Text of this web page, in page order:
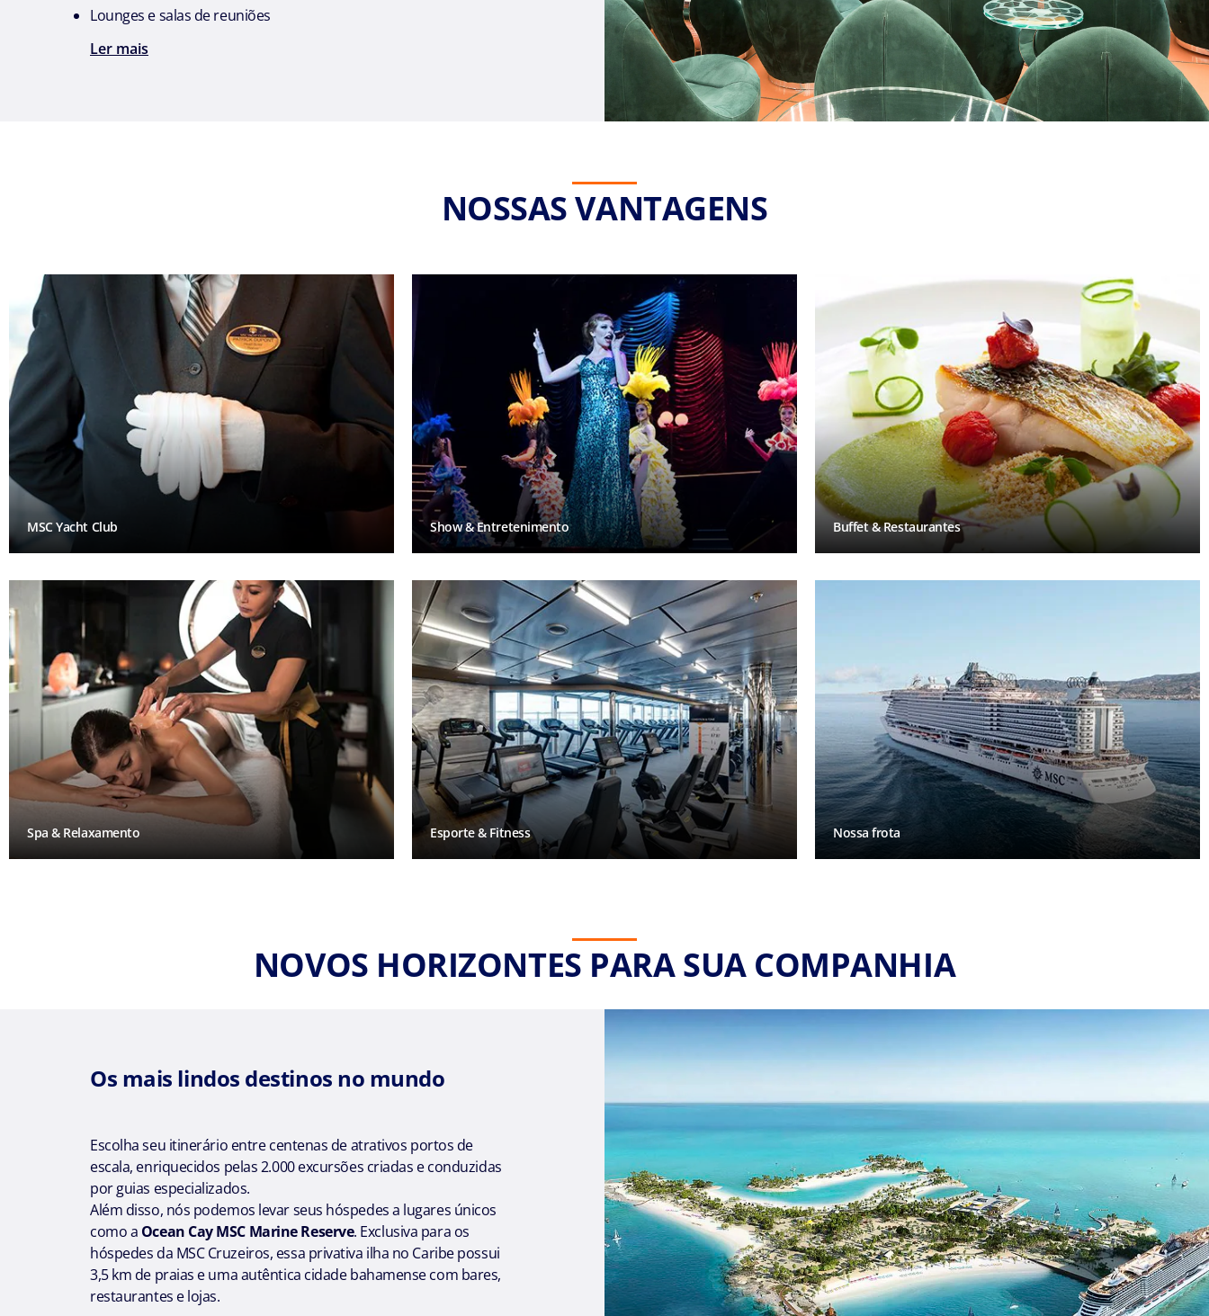
Lounges e salas de reuniões
Ler mais
NOSSAS VANTAGENS
MSC Yacht Club Show & Entretenimento Buffet & Restaurantes
Spa & Relaxamento Esporte & Fitness Nossa frota
NOVOS HORIZONTES PARA SUA COMPANHIA
Os mais lindos destinos no mundo
Escolha seu itinerário entre centenas de atrativos portos de
escala, enriquecidos pelas 2.000 excursões criadas e conduzidas
por guias especializados.
Além disso, nós podemos levar seus hóspedes a lugares únicos
como a Ocean Cay MSC Marine Reserve. Exclusiva para os
hóspedes da MSC Cruzeiros, essa privativa ilha no Caribe possui
3,5 km de praias e uma autêntica cidade bahamense com bares,
restaurantes e lojas.